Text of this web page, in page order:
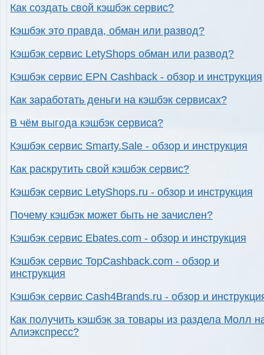
Как создать свой кэшбэк сервис?
Кэшбэк это правда, обман или развод?
Кэшбэк сервис LetyShops обман или развод?
Кэшбэк сервис EPN Cashback - обзор и инструкция
Как заработать деньги на кэшбэк сервисах?
В чём выгода кэшбэк сервиса?
Кэшбэк сервис Smarty.Sale - обзор и инструкция
Как раскрутить свой кэшбэк сервис?
Кэшбэк сервис LetyShops.ru - обзор и инструкция
Почему кэшбэк может быть не зачислен?
Кэшбэк сервис Ebates.com - обзор и инструкция
Кэшбэк сервис TopCashback.com - обзор и
инструкция
Кэшбэк сервис Cash4Brands.ru - обзор и
Как получить кэшбэк за товары из раздела Молл
Алиэкспресс?